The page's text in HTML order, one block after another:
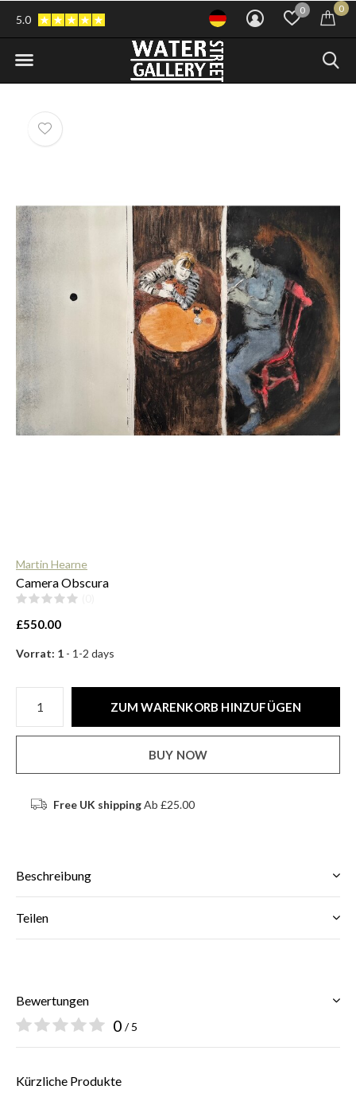
0 0
5.0
Martin Hearne
Camera Obscura
£550.00
Vorrat: 1 - 1-2 days
ZUM WARENKORB HINZUFÜGEN
BUY NOW
Free UK shippingAb £25.00
Beschreibung
Teilen
Bewertungen
0 / 5
Kürzliche Produkte